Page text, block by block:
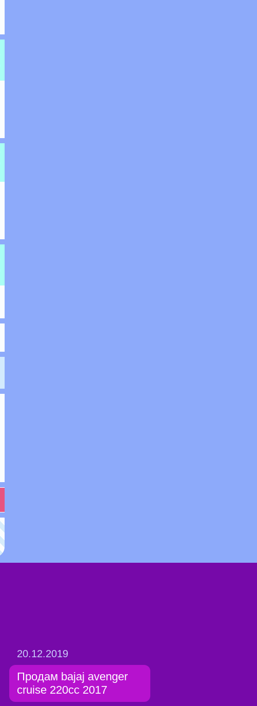
20.12.2019
Продам bajaj avenger
cruise 220cc 2017